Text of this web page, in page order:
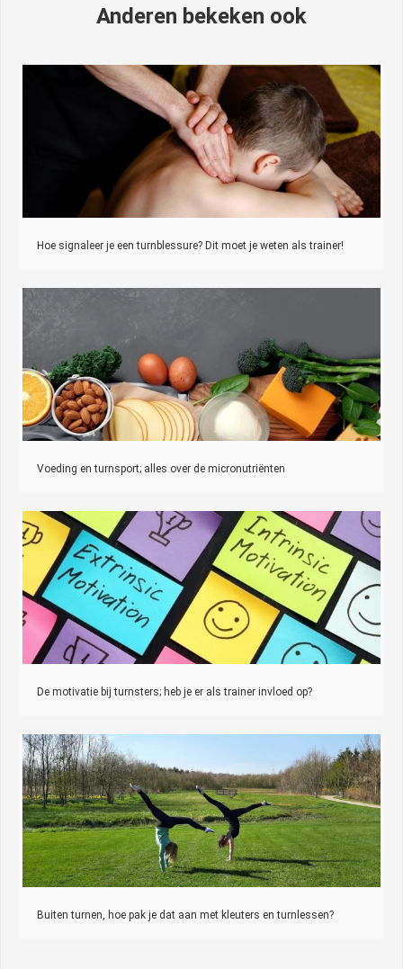
Anderen bekeken ook
Hoe signaleer je een turnblessure? Dit moet je weten als trainer!
Voeding en turnsport; alles over de micronutriënten
De motivatie bij turnsters; heb je er als trainer invloed op?
Buiten turnen, hoe pak je dat aan met kleuters en turnlessen?